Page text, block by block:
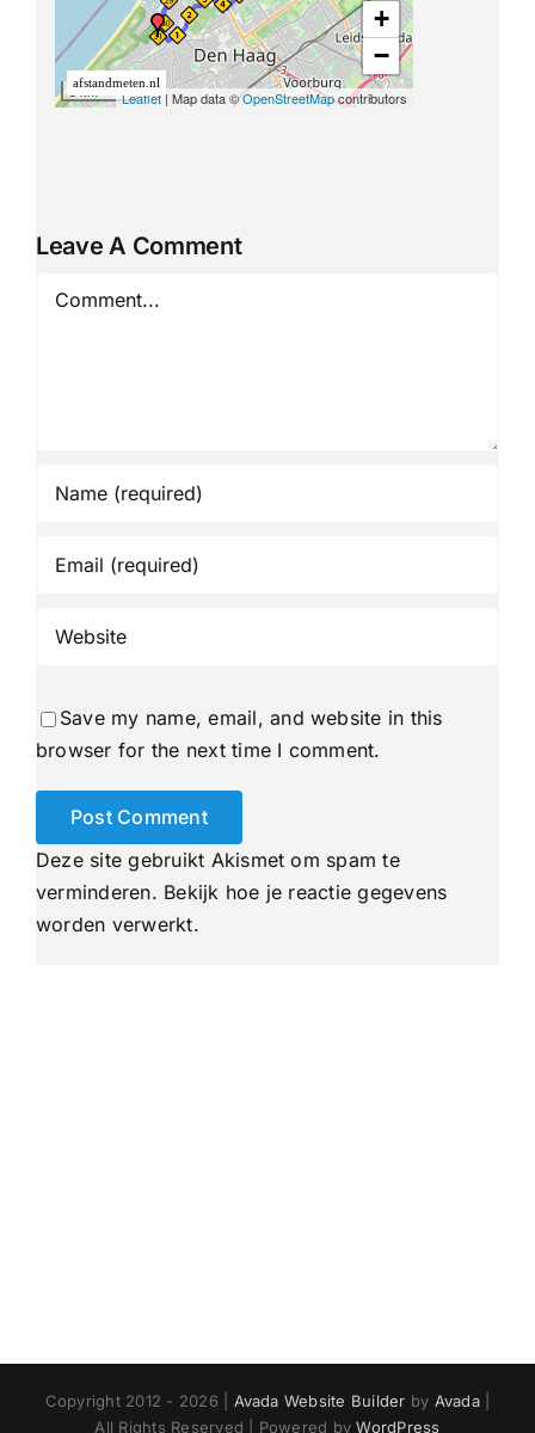
Leave A Comment
Save my name, email, and website in this
browser for the next time I comment.
Deze site gebruikt Akismet om spam te
verminderen. Bekijk hoe je reactie gegevens
worden verwerkt.
Copyright 2012 - 2026 | Avada Website Builder by Avada|
All Rights Reserved | Powered byWordPress